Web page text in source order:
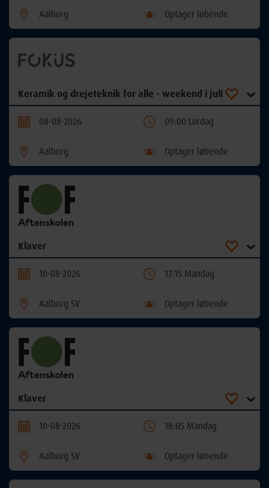
Aalborg Optager løbende
Keramik og drejeteknik for alle - weekend i juli
08-08-2026 09:00 Lørdag
Aalborg Optager løbende
Klaver
10-08-2026 17:15 Mandag
Aalborg SV Optager løbende
Klaver
10-08-2026 18:05 Mandag
Aalborg SV Optager løbende